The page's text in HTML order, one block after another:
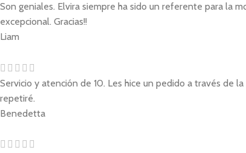
Son geniales. Elvira siempre ha sido un referente para la
excepcional. Gracias!!
Liam
Servicio y atención de 10. Les hice un pedido a través de
repetiré.
Benedetta